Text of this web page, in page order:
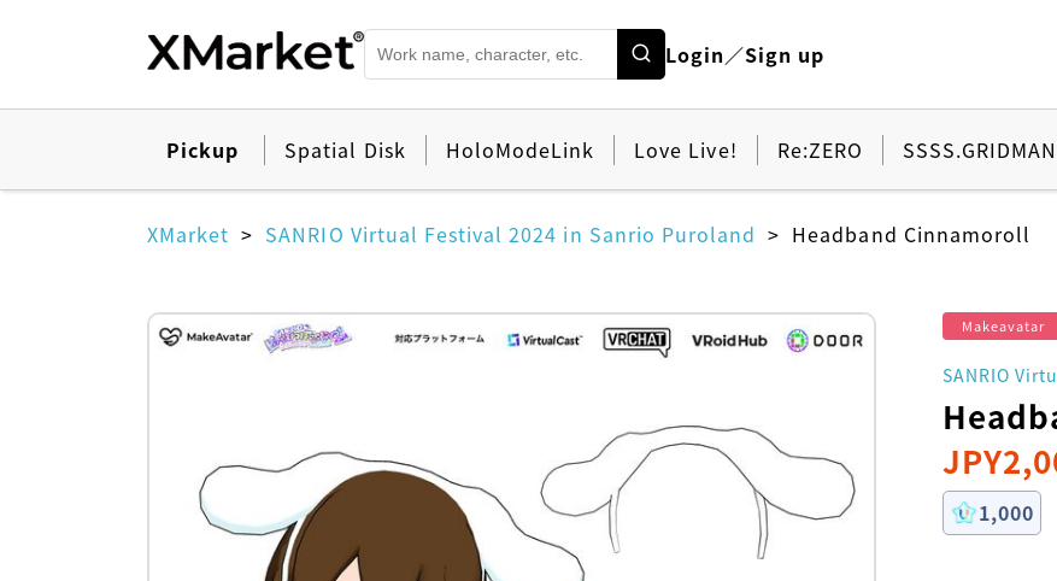
Login／Sign up
Pickup Spatial Disk HoloModeLink Love Live! Re:ZERO SSSS.GRIDMAN
XMarket SANRIO Virtual Festival 2024 in Sanrio Puroland Headband Cinnamoroll
Makeavatar
SANRIO
JPY
1,000